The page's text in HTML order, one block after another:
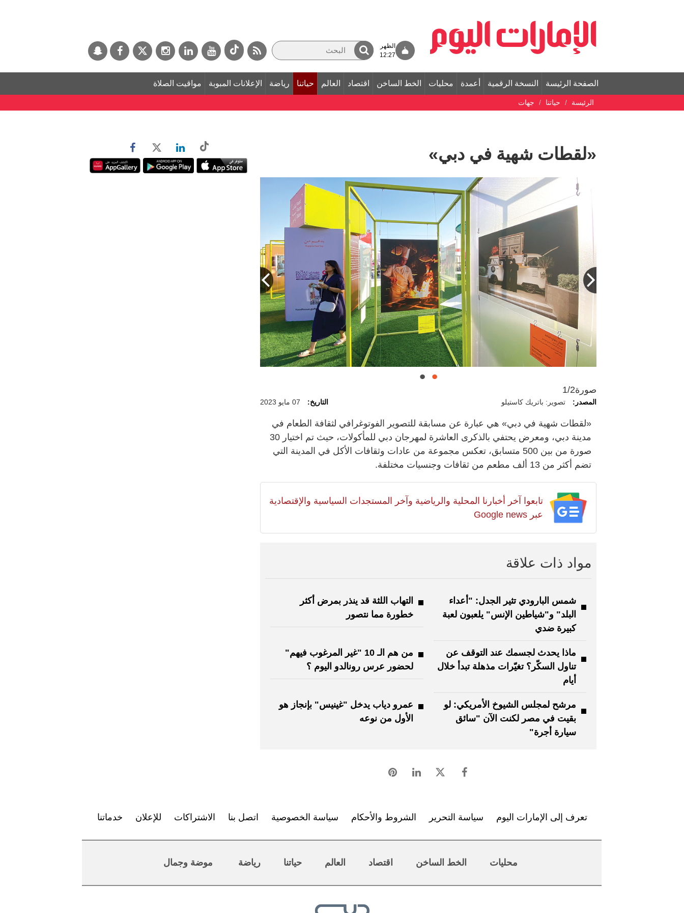
الظهر
12:27
الصفحة الرئيسة النسخة الرقمية أعمدة محليات الخط الساخن اقتصاد العالم حياتنا رياضة الإعلانات المبوبة مواقيت الصلاة
الرئيسة حياتنا جهات
«لقطات شهية في دبي»
ء
صورة1/2
المصدر: تصوير: باتريك كاستيلو التاريخ: 07 مايو 2023
«لقطات شهية في دبي» هي عبارة عن مسابقة للتصوير الفوتوغرافي لثقافة الطعام في
مدينة دبي، ومعرض يحتفي بالذكرى العاشرة لمهرجان دبي للمأكولات، حيث تم اختيار 30
صورة من بين 500 متسابق، تعكس مجموعة من عادات وثقافات الأكل في المدينة التي
تضم أكثر من 13 ألف مطعم من ثقافات وجنسيات مختلفة.
تابعوا آخر أخبارنا المحلية والرياضية وآخر المستجدات السياسية والإقتصادية
عبر Google news
مواد ذات علاقة
شمس البارودي تثير الجدل: "أعداء
البلد" و"شياطين الإنس" يلعبون لعبة
كبيرة ضدي
التهاب اللثة قد ينذر بمرض أكثر
خطورة مما نتصور
ماذا يحدث لجسمك عند التوقف عن
تناول السكّر؟ تغيّرات مذهلة تبدأ خلال
أيام
من هم الـ 10 "غير المرغوب فيهم"
لحضور عرس رونالدو اليوم ؟
مرشح لمجلس الشيوخ الأمريكي: لو
بقيت في مصر لكنت الآن "سائق
سيارة أجرة"
عمرو دياب يدخل "غينيس" بإنجاز هو
الأول من نوعه
تعرف إلى الإمارات اليوم سياسة التحرير الشروط والأحكام سياسة الخصوصية اتصل بنا الاشتراكات للإعلان خدماتنا
محليات الخط الساخن اقتصاد العالم حياتنا رياضة موضة وجمال